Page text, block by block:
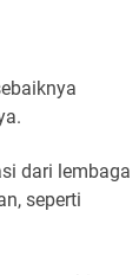
dari lembaga
seperti